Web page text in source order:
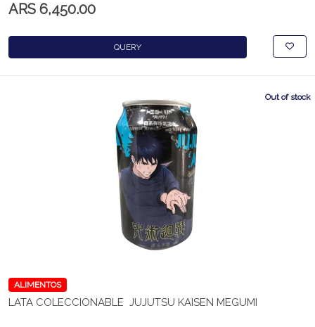
ARS 6,450.00
QUERY
Out of stock
ALIMENTOS
LATA COLECCIONABLE JUJUTSU KAISEN MEGUMI